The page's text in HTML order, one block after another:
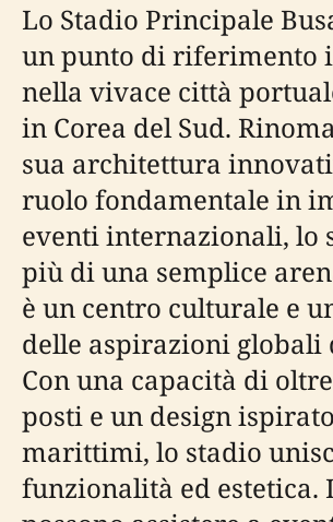
Lo Stadio Principale
un punto di riferimento
nella vivace città
in Corea del Sud.
sua architettura
ruolo fondamentale in
eventi internazionali, lo
più di una semplice
è un centro culturale e
delle aspirazioni globali
Con una capacità di
posti e un design
marittimi, lo stadio
funzionalità ed